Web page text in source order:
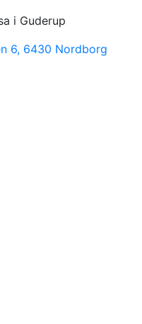
i Guderup
6, 6430 Nordborg